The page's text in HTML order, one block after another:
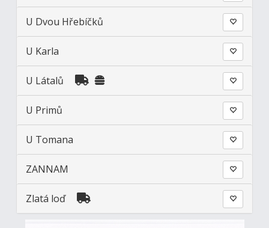
U Dvou Hřebíčků
U Karla
U Látalů
U Primů
U Tomana
ZANNAM
Zlatá loď